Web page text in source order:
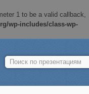
1 to be a valid callback,
wp-includes/class-wp-
Найти: